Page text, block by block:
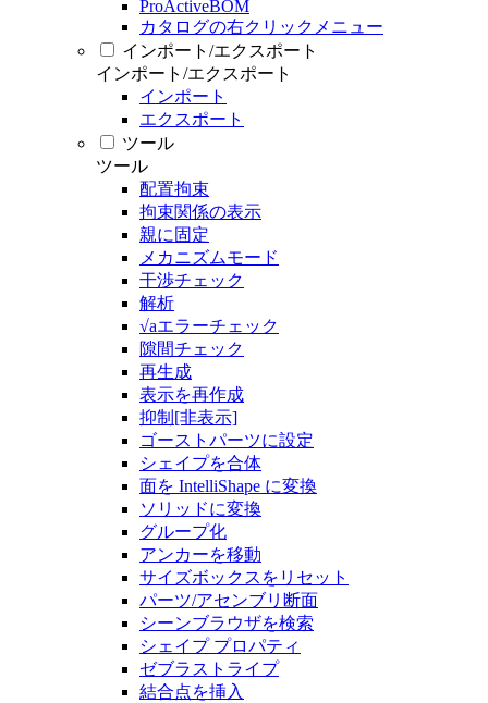
ProActiveBOM
カタログの右クリックメニュー
インポート/エクスポート
インポート/エクスポート
インポート
エクスポート
ツール
ツール
配置拘束
拘束関係の表示
親に固定
メカニズムモード
干渉チェック
解析
√aエラーチェック
隙間チェック
再生成
表示を再作成
抑制[非表示]
ゴーストパーツに設定
シェイプを合体
面を IntelliShape に変換
ソリッドに変換
グループ化
アンカーを移動
サイズボックスをリセット
パーツ/アセンブリ断面
シーンブラウザを検索
シェイプ プロパティ
ゼブラストライプ
結合点を挿入